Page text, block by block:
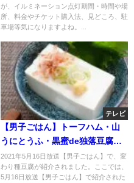
が、イルミネーション点灯期間・時間や場
所、料金やチケット購入法、見どころ、駐
車場等気になりますよね。...
テレビ
【男子ごはん】トーフハム・山
うにとうふ・黒蜜de独落豆腐の
お取り寄せ！変わり種豆腐？5月
16日
2021年5月16日放送【男子ごはん】で、変
わり種豆腐が紹介されました。ここでは、
5月16日放送【男子ごはん】で紹介された